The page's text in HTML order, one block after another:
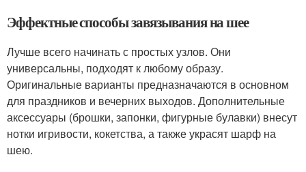
Эффектные способы завязывания на шее
Лучше всего начинать с простых узлов. Они
универсальны, подходят к любому образу.
Оригинальные варианты предназначаются в основном
для праздников и вечерних выходов. Дополнительные
аксессуары (брошки, запонки, фигурные булавки) внесут
нотки игривости, кокетства, а также украсят шарф на
шею.